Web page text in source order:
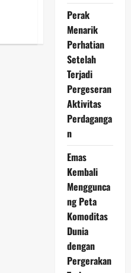
Perak
Menarik
Perhatian
Setelah
Terjadi
Pergeseran
Aktivitas
Perdaganga
n
Emas
Kembali
Menggunca
ng Peta
Komoditas
Dunia
dengan
Pergerakan